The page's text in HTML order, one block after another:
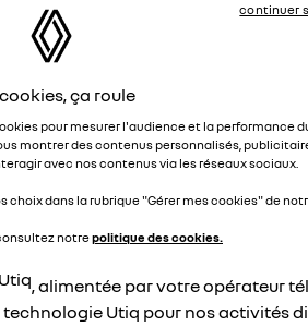
au réseau
2 jours
ça roule
pour mesurer l'audience et la performance
montrer des contenus personnalisés,
avec nos contenus via les réseaux sociaux.
dans la rubrique "Gérer mes cookies" de
notrepolitique des cookies.
, alimentée par votre opérateur
technologie Utiq pour nos activités
continuer